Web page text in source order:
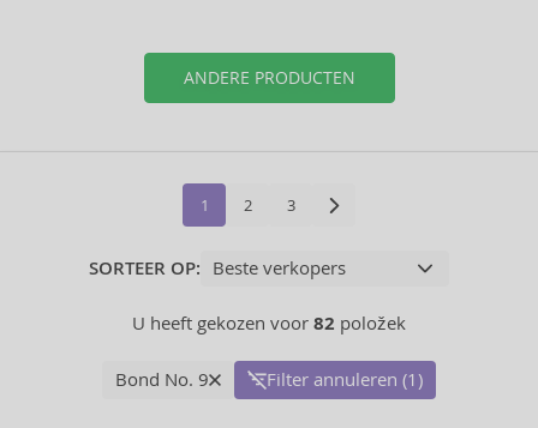
ANDERE PRODUCTEN
1 2 3
SORTEER OP:
U heeft gekozen voor 82 položek
Bond No. 9 Filter annuleren (1)